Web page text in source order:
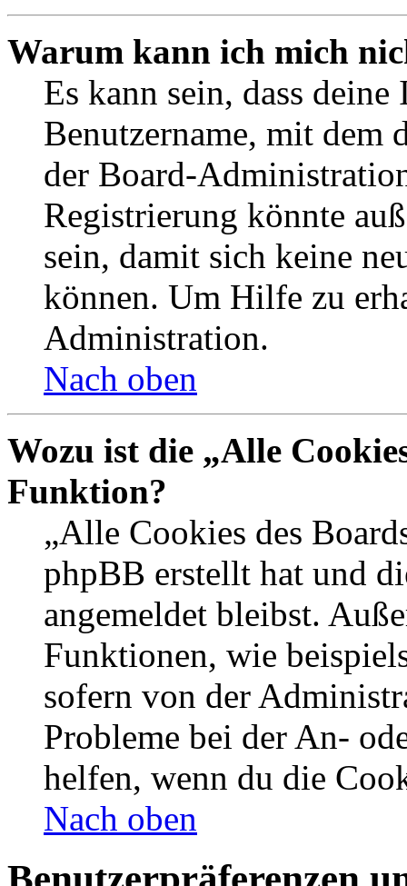
Warum kann ich mich
Es kann sein, dass
Benutzername, mit dem
der Board-
Registrierung könnte
sein, damit sich keine
können. Um Hilfe zu
Administration.
Nach oben
Wozu ist die „Alle
Funktion?
„Alle Cookies des
phpBB erstellt hat und
angemeldet bleibst.
Funktionen, wie
sofern von der
Probleme bei der An-
helfen, wenn du die
Nach oben